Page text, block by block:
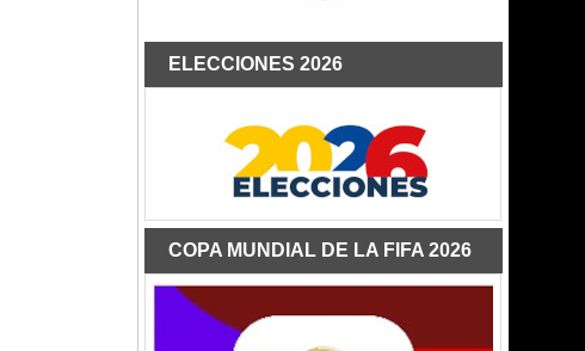
ELECCIONES 2026
COPA MUNDIAL DE LA FIFA 2026